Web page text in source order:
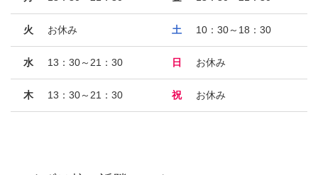
火 お休み
水 13：30～21：30
木 13：30～21：30
土 10：30～18：30
日 お休み
祝 お休み